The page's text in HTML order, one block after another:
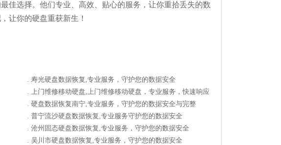
佳选择。他们专业、高效、贴心的服务，让你重拾丢失的数
让你的硬盘重获新生！
. 寿光硬盘数据恢复,专业服务，守护您的数据安全
. 上门维修移动硬盘,上门维修移动硬盘，专业服务，快速响应
. 硬盘数据恢复南宁,专业服务，守护您的数据安全与完整
. 普宁流沙硬盘数据恢复,专业服务守护您的数据安全
. 沧州固态硬盘数据恢复,专业服务，守护您的数据安全
. 吴川市硬盘数据恢复,专业服务，守护您的数据安全